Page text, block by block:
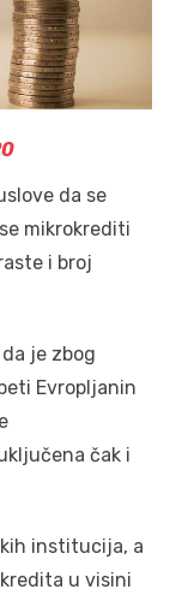
da se
mikrokrediti
i broj
je zbog
Evropljanin
čak i
institucija, a
u visini